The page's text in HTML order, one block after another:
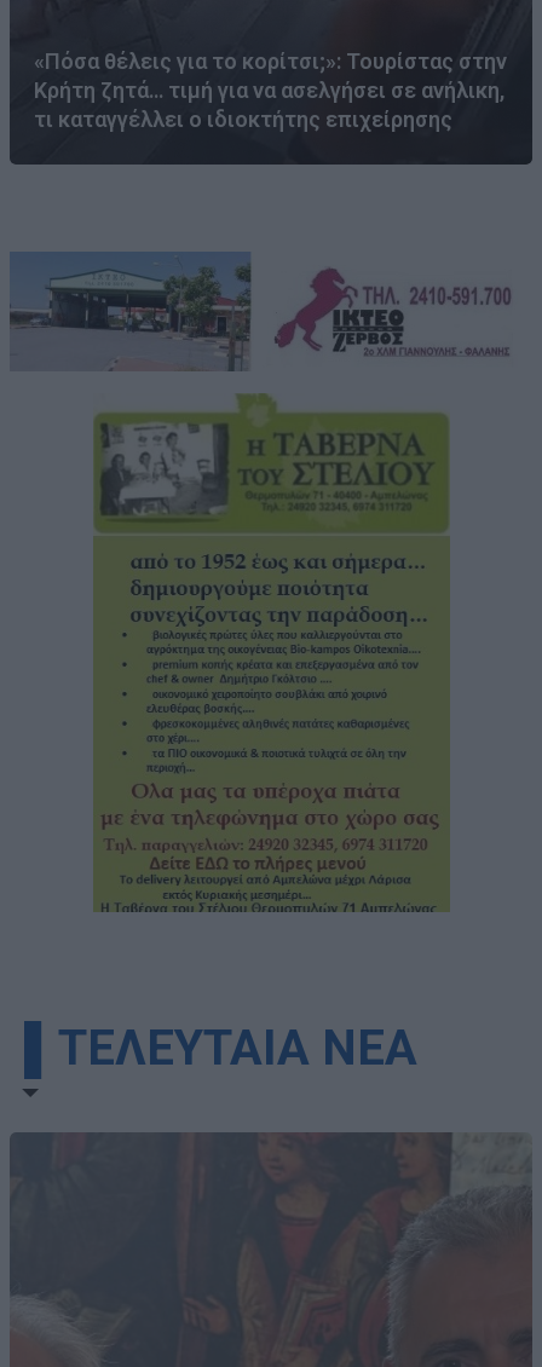
«Πόσα θέλεις για το κορίτσι;»: Τουρίστας στην
Κρήτη ζητά… τιμή για να ασελγήσει σε ανήλικη,
τι καταγγέλλει ο ιδιοκτήτης επιχείρησης
▌ΤΕΛΕΥΤΑΙΑ ΝΕΑ